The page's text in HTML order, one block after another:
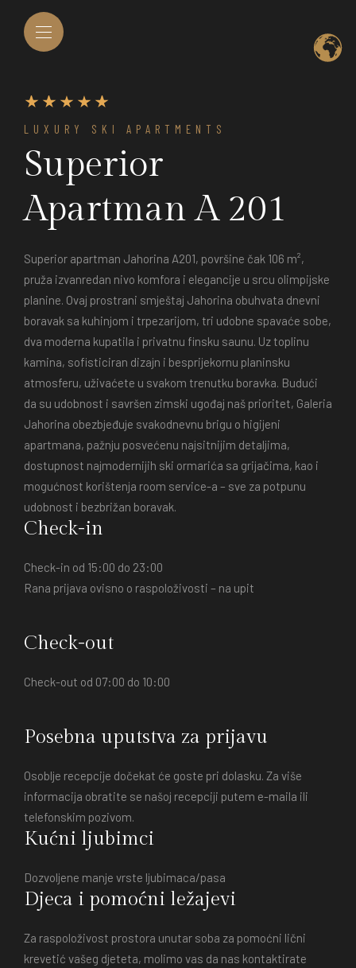
LUXURY SKI APARTMENTS
Superior
Apartman A 201
Superior apartman Jahorina A201, površine čak 106 m²,
pruža izvanredan nivo komfora i elegancije u srcu olimpijske
planine. Ovaj prostrani smještaj Jahorina obuhvata dnevni
boravak sa kuhinjom i trpezarijom, tri udobne spavaće sobe,
dva moderna kupatila i privatnu finsku saunu. Uz toplinu
kamina, sofisticiran dizajn i besprijekornu planinsku
atmosferu, uživaćete u svakom trenutku boravka. Budući
da su udobnost i savršen zimski ugođaj naš prioritet, Galeria
Jahorina obezbjeđuje svakodnevnu brigu o higijeni
apartmana, pažnju posvećenu najsitnijim detaljima,
dostupnost najmodernijih ski ormarića sa grijačima, kao i
mogućnost korištenja room service-a – sve za potpunu
udobnost i bezbrižan boravak.
Check-in
Check-in od 15:00 do 23:00
Rana prijava ovisno o raspoloživosti – na upit
Check-out
Check-out od 07:00 do 10:00
Posebna uputstva za prijavu
Osoblje recepcije dočekat će goste pri dolasku. Za više
informacija obratite se našoj recepciji putem e-maila ili
telefonskim pozivom.
Kućni ljubimci
Dozvoljene manje vrste ljubimaca/pasa
Djeca i pomoćni ležajevi
Za raspoloživost prostora unutar soba za pomoćni lični
krevetić vašeg djeteta, molimo vas da nas kontaktirate